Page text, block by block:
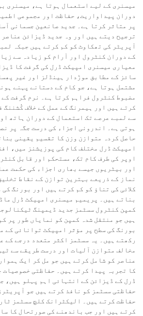
میسنری کے لیے استعمال ہوتا ہے، میسنری
دوران پیداواریت، حفاظت اور مجموعی
پر متاثر کرتا ہے۔ جدید صانعین جسمانی
ترجیح دیتے ہیں اور وہ جدید ڈیزائن
آپریٹر کی تھکاوٹ کو کم کرتے ہیں جبکہ
کے دوران کنٹرول اور آرام کو زیادہ سے
معیاری میسنری امپیکٹ ڈرل کی گرفت کا
سائز کے مطابق موڑدار ہینڈلز اور غیر
مشتمل ہوتا ہے، جو کام کے دستانے پہنے
مضبوط کنٹرول فراہم کرتا ہے۔ نرم گرفت
کرتے ہیں اور ہیمرنگ کے عمل کے خلاف
سے لمبے عرصے تک استعمال کے دوران ہاتھ
ہوتی ہے۔ اندرونی اجزاء کی درست جگہ پر
حاصل کردہ متوازن وزن کا تقسیم یقینی
امپیکٹ ڈرل مختلف کام کی پوزیشنز میں،
اوپر کی طرف کام تک، مستحکم اور قابل
اور بیٹریوں جیسے بھاری اجزاء کی حکمت
نماز کے ذریعے بہترین توازن کے نقاط
کلائی کی تناؤ کو کم کرتے ہیں اور بورنگ کی
بناتے ہیں۔ پریمیم میسنری امپیکٹ ڈرل
کمپن کنٹرول سسٹمز جدید ڈیمپنگ
ہیں جو منتقل شدہ کمپن کو نمایاں طور پر
بورنگ کی سطح پر مؤثر امپیکٹ توانائی کے
رکھتے ہیں۔ یہ سسٹمز اکثر متعدد درجے کے
مخالف متوازن آلیات اور درست طریقے سے
عناصر کو شامل کرتے ہیں جو مل کر ایک
کا تجربہ پیدا کرتے ہیں۔ حفاظتی خصوصیات
ڈرل کے ڈیزائن کے انتہائی اہم پہلو ہیں،
حفاظتی سسٹمز کو نافذ کرتے ہیں جو
حفاظت کرتے ہیں۔ الیکٹرانک کلچ سسٹمز
کرتے ہیں اور جب باندھنے کی صورتحال کا